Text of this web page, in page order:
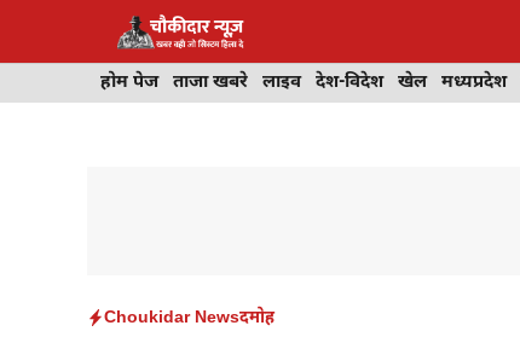
होम पेज ताजा खबरे लाइव देश-विदेश खेल मध्यप्रदेश
Choukidar Newsदमोह